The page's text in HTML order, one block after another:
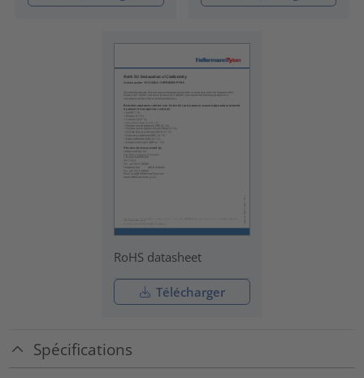
RoHS datasheet
Télécharger
Spécifications